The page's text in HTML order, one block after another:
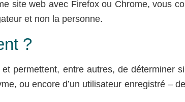
site web avec Firefox ou Chrome, vous
et non la personne.
?
permettent, entre autres, de déterminer si
ou encore d’un utilisateur enregistré –